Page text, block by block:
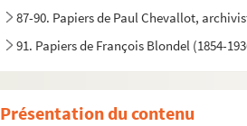
87-90. Papiers de Paul Chevallot,
91. Papiers de François Blondel (1854-
Présentation du contenu